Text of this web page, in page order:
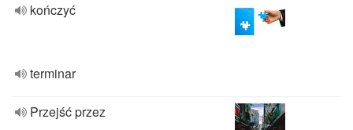
kończyć
terminar
Przejść przez